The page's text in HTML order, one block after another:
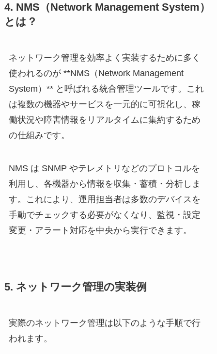
4. NMS（Network Management System）
とは？
ネットワーク管理を効率よく実装するために多く
使われるのが **NMS（Network Management
System）** と呼ばれる統合管理ツールです。これ
は複数の機器やサービスを一元的に可視化し、稼
働状況や障害情報をリアルタイムに集約するため
の仕組みです。
NMS は SNMP やテレメトリなどのプロトコルを
利用し、各機器から情報を収集・蓄積・分析しま
す。これにより、運用担当者は多数のデバイスを
手動でチェックする必要がなくなり、監視・設定
変更・アラート対応を中央から実行できます。
5. ネットワーク管理の実装例
実際のネットワーク管理は以下のような手順で行
われます。